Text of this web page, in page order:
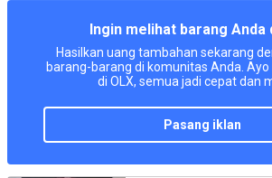
Ingin melihat barang Anda
Hasilkan uang tambahan sekarang
barang-barang di komunitas Anda.
di OLX, semua jadi cepat dan
pasang iklan